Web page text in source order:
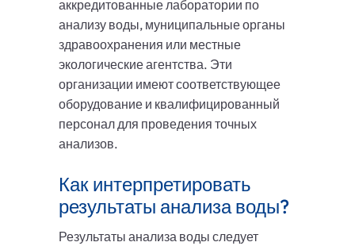
аккредитованные лаборатории по
анализу воды, муниципальные органы
здравоохранения или местные
экологические агентства. Эти
организации имеют соответствующее
оборудование и квалифицированный
персонал для проведения точных
анализов.
Как интерпретировать
результаты анализа воды?
Результаты анализа воды следует